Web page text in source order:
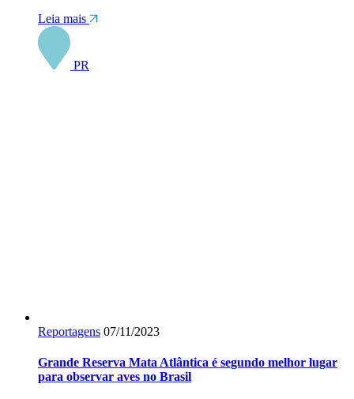
Leia mais
PR
Reportagens 07/11/2023
Grande Reserva Mata Atlântica é segundo melhor lugar
para observar aves no Brasil